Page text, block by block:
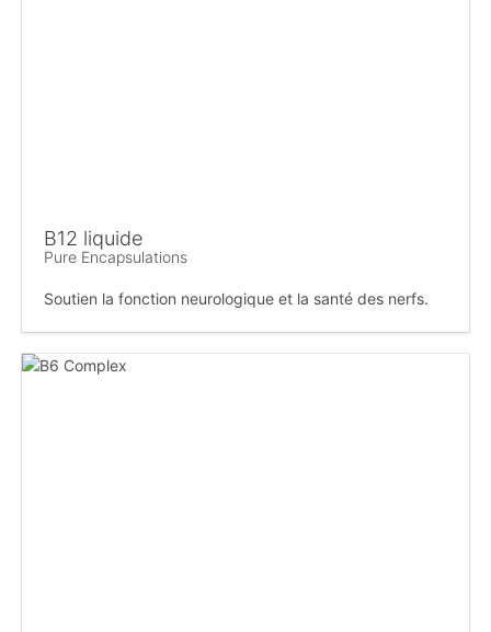
B12 liquide
Pure Encapsulations
Soutien la fonction neurologique et la santé des nerfs.